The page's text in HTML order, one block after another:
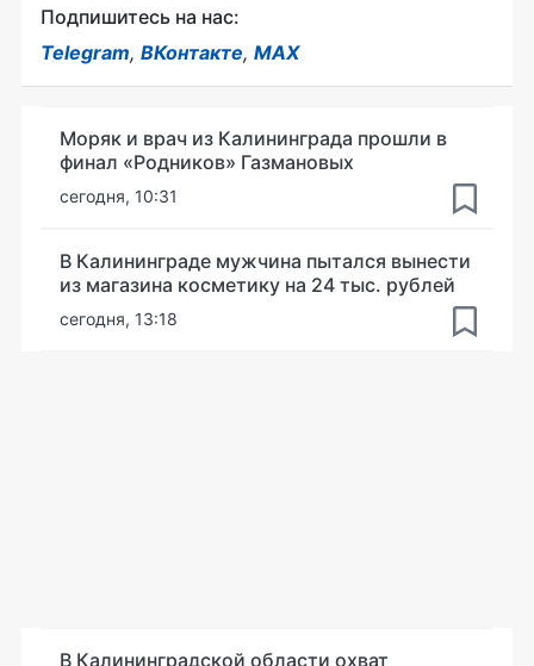
Подпишитесь на нас:
Telegram, ВКонтакте, MAX
Моряк и врач из Калининграда прошли в
финал «Родников» Газмановых
сегодня, 10:31
В Калининграде мужчина пытался вынести
из магазина косметику на 24 тыс. рублей
сегодня, 13:18
В Калининградской области охват